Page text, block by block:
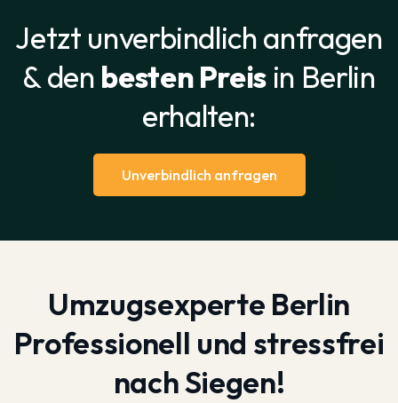
Jetzt unverbindlich anfragen
& den besten Preis in Berlin
erhalten:
Unverbindlich anfragen
Umzugsexperte Berlin
Professionell und stressfrei
nach Siegen!